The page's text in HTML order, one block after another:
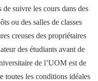
suivre les cours dans des
ou des salles de classes
creuses des propriétaires
des étudiants avant de
de l’UOM est de
toutes les conditions idéales